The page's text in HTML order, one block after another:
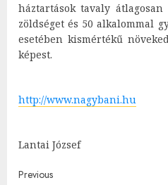
háztartások tavaly
zöldséget és 50 alkalommal
esetében kismértékű
képest.
http://www.nagybani.hu
Lantai József
Previous